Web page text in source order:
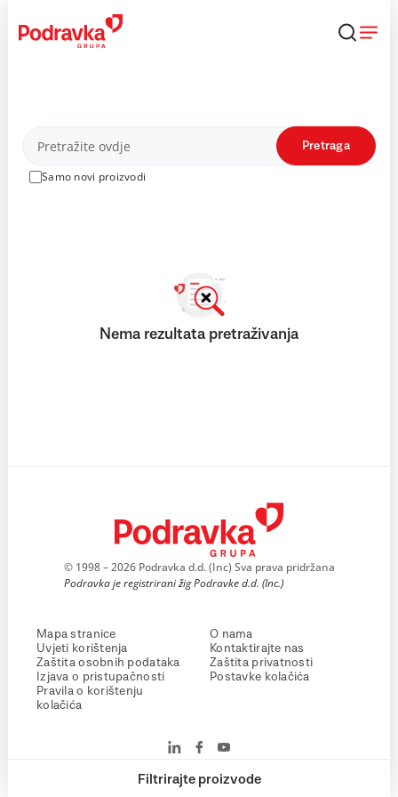
content
Proizvodi
Samo novi proizvodi
Pretraga
Filtrirajte proizvode
Nema rezultata pretraživanja
© 1998 – 2026 Podravka d.d. (Inc) Sva prava pridržana
Podravka je registrirani žig Podravke d.d. (Inc.)
Mapa stranice
Uvjeti korištenja
Zaštita osobnih podataka
Izjava o pristupačnosti
Pravila o korištenju
kolačića
O nama
Kontaktirajte nas
Zaštita privatnosti
Postavke kolačića